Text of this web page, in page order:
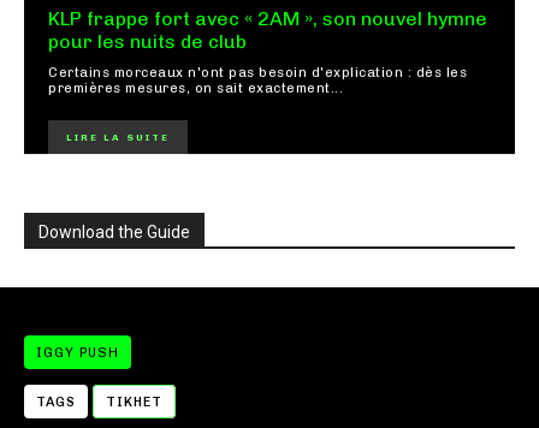
KLP frappe fort avec « 2AM », son nouvel hymne
pour les nuits de club
Certains morceaux n'ont pas besoin d'explication : dès les
premières mesures, on sait exactement...
LIRE LA SUITE
Download the Guide
IGGY PUSH
TAGS TIKHET